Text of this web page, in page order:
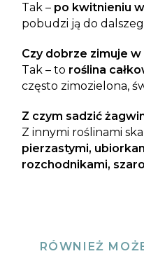
Tak – po kwitnieniu
pobudzi ją do
Czy dobrze zimuje w
Tak – to roślina
często zimozielona,
Z czym sadzić
Z innymi roślinami
pierzastymi,
rozchodnikami,
RÓWNIEŻ